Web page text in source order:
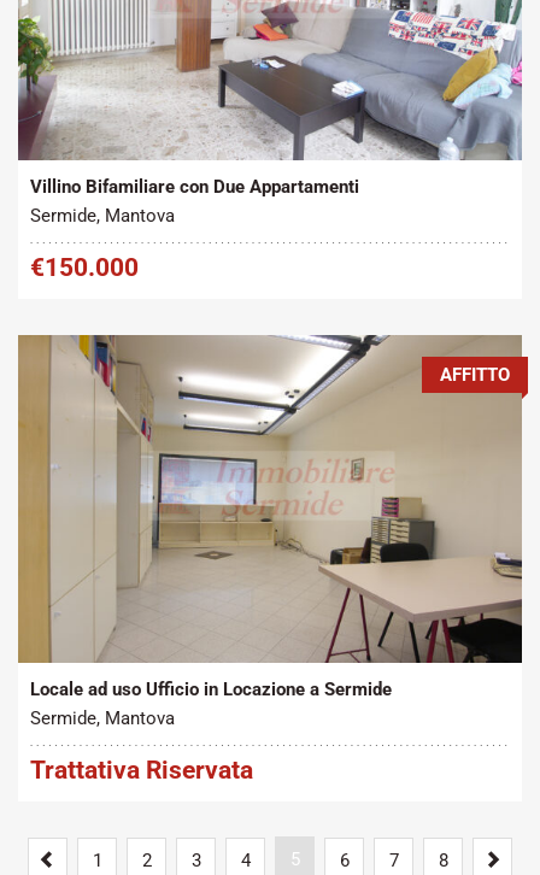
Tipo contratto:
Vendita
Metratura Commerciale:
320 m2
Villino Bifamiliare con Due Appartamenti
Sermide, Mantova
€150.000
Tipo contratto:
Metratura Commerciale:
110 m
AFFITTO
Locale ad uso Ufficio in Locazione a Sermide
Sermide, Mantova
Trattativa Riservata
Previous
1 2 3 4 5 6 7 8